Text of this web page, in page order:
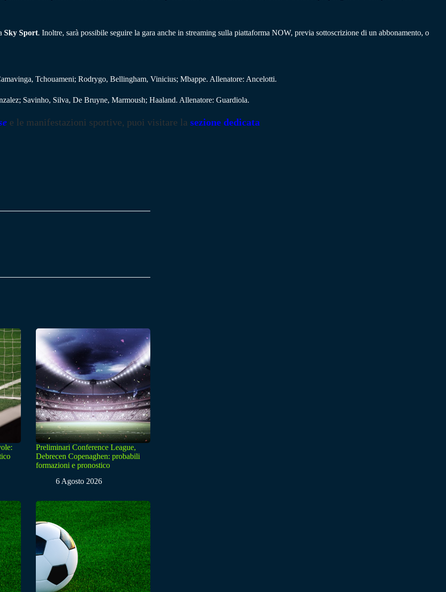
Sky Sport. Inoltre, sarà possibile seguire la gara anche in streaming sulla piattaforma NOW, previa sottoscrizione di un abbonamento, o
Tchouameni; Rodrygo, Bellingham, Vinicius; Mbappe. Allenatore: Ancelotti.
Savinho, Silva, De Bruyne, Marmoush; Haaland. Allenatore: Guardiola.
e le manifestazioni sportive, puoi visitare la sezione dedicata
Preliminari Conference League,
Debrecen Copenaghen: probabili
formazioni e pronostico
6 Agosto 2026